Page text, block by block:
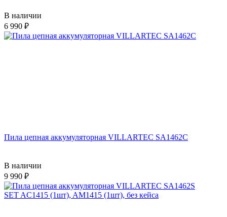
В наличии
6 990
Пила цепная аккумуляторная VILLARTEC SA1462C
В наличии
9 990